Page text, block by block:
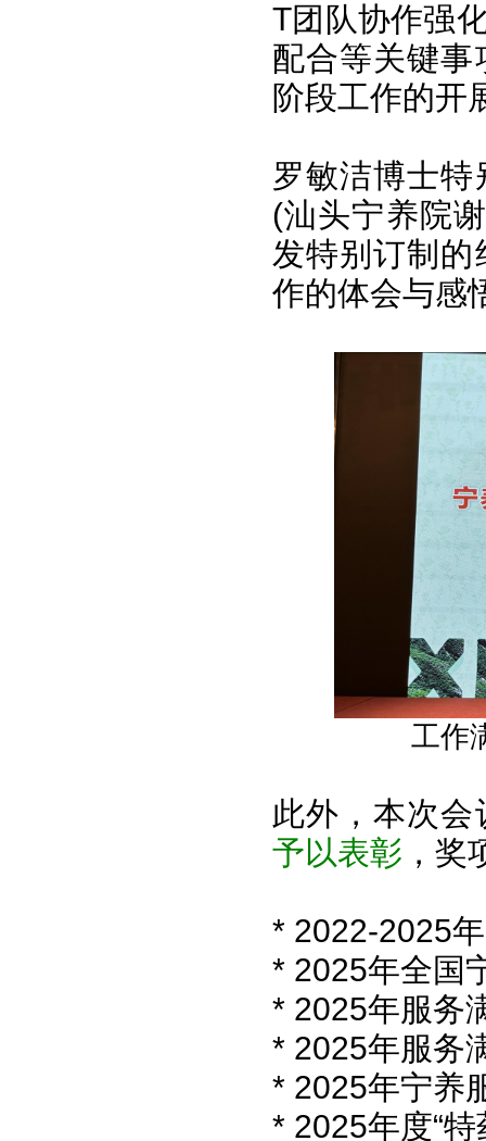
T团队协作强
配合等关键
阶段工作的开
罗敏洁博士
(汕头宁养院
发特别订制
作的体会与感
工作
此外，本次会
予以表彰 ，奖
* 2022-2025
* 2025年全国
* 2025年服务
* 2025年服务
* 2025年宁养
* 2025年度“